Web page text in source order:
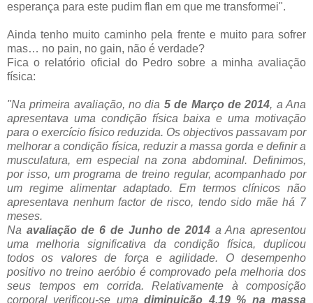
esperança para este pudim flan em que me transformei".
Ainda tenho muito caminho pela frente e muito para sofrer
mas… no pain, no gain, não é verdade?
Fica o relatório oficial do Pedro sobre a minha avaliação
física:
"Na primeira avaliação, no dia 5 de Março de 2014, a Ana
apresentava uma condição física baixa e uma motivação
para o exercício físico reduzida. Os objectivos passavam por
melhorar a condição física, reduzir a massa gorda e definir a
musculatura, em especial na zona abdominal. Definimos,
por isso, um programa de treino regular, acompanhado por
um regime alimentar adaptado.Em termos clínicos não
apresentava nenhum factor de risco, tendo sido mãe há 7
meses.
Na avaliação de 6 de Junho de 2014a Ana apresentou
uma melhoria significativa da condição física, duplicou
todos os valores de força e agilidade. O desempenho
positivo no treino aeróbio é comprovado pela melhoria dos
seus tempos em corrida. Relativamente à composição
corporal verificou-se umadiminuição 4,19 % na massa